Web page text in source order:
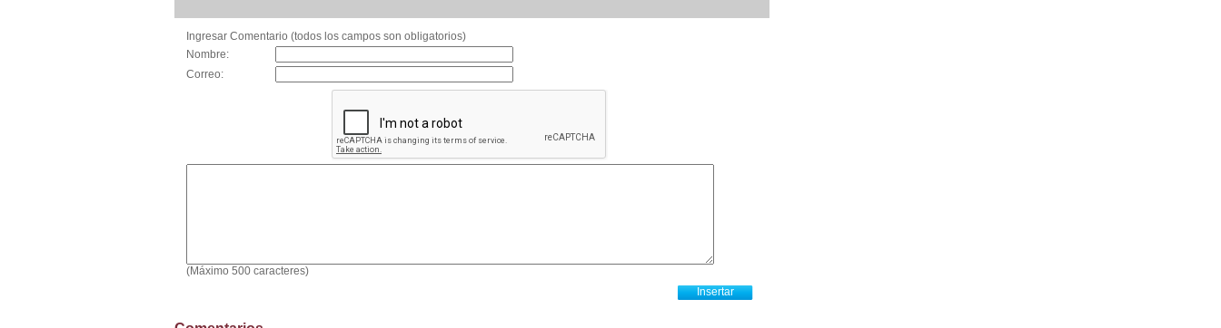
Ingresar Comentario (todos los campos son obligatorios)
Nombre:
Correo:
(Máximo 500 caracteres)